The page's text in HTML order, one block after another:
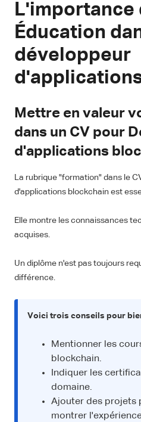
L'importance
Éducation
développeur
Mettre en valeur
dans un CV pour
d'applications
La rubrique "formation" dans le
d'applications blockchain est
Elle montre les connaissances
acquises.
Un diplôme n'est pas toujours
différence.
Voici trois conseils pour
Mentionner les
blockchain.
Indiquer les
domaine.
Ajouter des projets
montrer